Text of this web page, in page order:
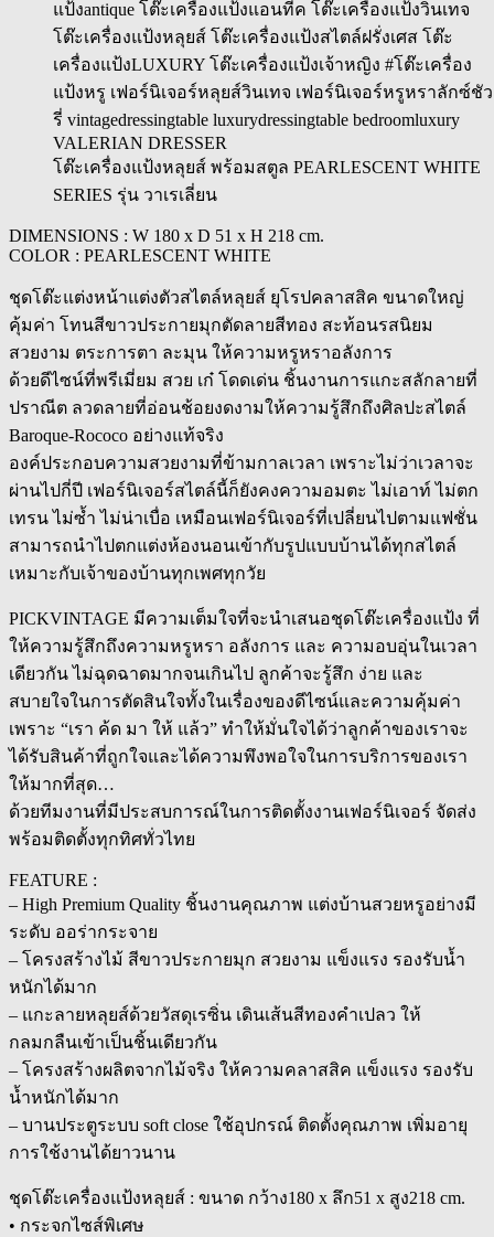
VALERIAN DRESSER
โต๊ะเครื่องแป้งหลุยส์ พร้อมสตูล PEARLESCENT WHITE
SERIES รุ่น วาเรเลี่ยน
DIMENSIONS : W 180 x D 51 x H 218 cm.
COLOR : PEARLESCENT WHITE
ชุดโต๊ะแต่งหน้าแต่งตัวสไตล์หลุยส์ ยุโรปคลาสสิค ขนาดใหญ่
คุ้มค่า โทนสีขาวประกายมุกตัดลายสีทอง สะท้อนรสนิยม
สวยงาม ตระการตา ละมุน ให้ความหรูหราอลังการ
ด้วยดีไซน์ที่พรีเมี่ยม สวย เก๋ โดดเด่น ชิ้นงานการแกะสลักลายที่
ปราณีต ลวดลายที่อ่อนช้อยงดงามให้ความรู้สึกถึงศิลปะสไตล์
Baroque-Rococo อย่างแท้จริง
องค์ประกอบความสวยงามที่ข้ามกาลเวลา เพราะไม่ว่าเวลาจะ
ผ่านไปกี่ปี เฟอร์นิเจอร์สไตล์นี้ก็ยังคงความอมตะ ไม่เอาท์ ไม่ตก
เทรน ไม่ซ้ำ ไม่น่าเบื่อ เหมือนเฟอร์นิเจอร์ที่เปลี่ยนไปตามแฟชั่น
สามารถนำไปตกแต่งห้องนอนเข้ากับรูปแบบบ้านได้ทุกสไตล์
เหมาะกับเจ้าของบ้านทุกเพศทุกวัย
PICKVINTAGE มีความเต็มใจที่จะนำเสนอชุดโต๊ะเครื่องแป้ง ที่
ให้ความรู้สึกถึงความหรูหรา อลังการ และ ความอบอุ่นในเวลา
เดียวกัน ไม่ฉุดฉาดมากจนเกินไป ลูกค้าจะรู้สึก ง่าย และ
สบายใจในการตัดสินใจทั้งในเรื่องของดีไซน์และความคุ้มค่า
เพราะ “เรา ค้ด มา ให้ แล้ว” ทำให้มั่นใจได้ว่าลูกค้าของเราจะ
ได้รับสินค้าที่ถูกใจและได้ความพึงพอใจในการบริการของเรา
ให้มากที่สุด…
ด้วยทีมงานที่มีประสบการณ์ในการติดตั้งงานเฟอร์นิเจอร์ จัดส่ง
พร้อมติดตั้งทุกทิศทั่วไทย
FEATURE :
– High Premium Quality ชิ้นงานคุณภาพ แต่งบ้านสวยหรูอย่างมี
ระดับ ออร่ากระจาย
– โครงสร้างไม้ สีขาวประกายมุก สวยงาม แข็งแรง รองรับน้ำ
หนักได้มาก
– แกะลายหลุยส์ด้วยวัสดุเรซิ่น เดินเส้นสีทองคำเปลว ให้
กลมกลืนเข้าเป็นชิ้นเดียวกัน
– โครงสร้างผลิตจากไม้จริง ให้ความคลาสสิค แข็งแรง รองรับ
น้ำหนักได้มาก
– บานประตูระบบ soft close ใช้อุปกรณ์ ติดตั้งคุณภาพ เพิ่มอายุ
การใช้งานได้ยาวนาน
ชุดโต๊ะเครื่องแป้งหลุยส์ : ขนาด กว้าง180 x ลึก51 x สูง218 cm.
• กระจกไซส์พิเศษ